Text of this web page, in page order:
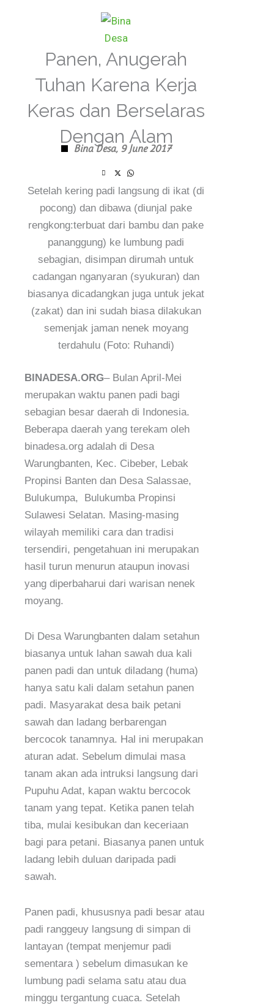
Panen, Anugerah
Tuhan Karena Kerja
Keras dan Berselaras
Dengan Alam
Bina Desa, 9 June 2017
Setelah kering padi langsung di ikat (di
pocong) dan dibawa (diunjal pake
rengkong:terbuat dari bambu dan pake
pananggung) ke lumbung padi
sebagian, disimpan dirumah untuk
cadangan nganyaran (syukuran) dan
biasanya dicadangkan juga untuk jekat
(zakat) dan ini sudah biasa dilakukan
semenjak jaman nenek moyang
terdahulu (Foto: Ruhandi)
BINADESA.ORG– Bulan April-Mei
merupakan waktu panen padi bagi
sebagian besar daerah di Indonesia.
Beberapa daerah yang terekam oleh
binadesa.org adalah di Desa
Warungbanten, Kec. Cibeber, Lebak
Propinsi Banten dan Desa Salassae,
Bulukumpa, Bulukumba Propinsi
Sulawesi Selatan. Masing-masing
wilayah memiliki cara dan tradisi
tersendiri, pengetahuan ini merupakan
hasil turun menurun ataupun inovasi
yang diperbaharui dari warisan nenek
moyang.
Di Desa Warungbanten dalam setahun
biasanya untuk lahan sawah dua kali
panen padi dan untuk diladang (huma)
hanya satu kali dalam setahun panen
padi. Masyarakat desa baik petani
sawah dan ladang berbarengan
bercocok tanamnya. Hal ini merupakan
aturan adat. Sebelum dimulai masa
tanam akan ada intruksi langsung dari
Pupuhu Adat, kapan waktu bercocok
tanam yang tepat. Ketika panen telah
tiba, mulai kesibukan dan keceriaan
bagi para petani. Biasanya panen untuk
ladang lebih duluan daripada padi
sawah.
Panen padi, khususnya padi besar atau
padi ranggeuy langsung di simpan di
lantayan (tempat menjemur padi
sementara ) sebelum dimasukan ke
lumbung padi selama satu atau dua
minggu tergantung cuaca. Setelah